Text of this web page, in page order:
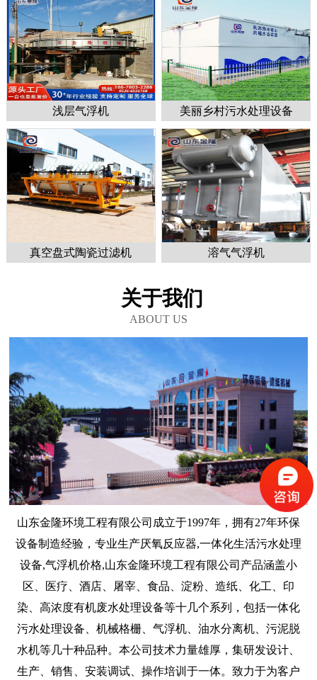
1 3
浅层气浮机 美丽乡村污水处理设备
真空盘式陶瓷过滤机 溶气气浮机
关于我们
ABOUT US
山东金隆环境工程有限公司成立于1997年，拥有27年环保
设备制造经验，专业生产厌氧反应器,一体化生活污水处理
设备,气浮机价格,山东金隆环境工程有限公司产品涵盖小
区、医疗、酒店、屠宰、食品、淀粉、造纸、化工、印
染、高浓度有机废水处理设备等十几个系列，包括一体化
污水处理设备、机械格栅、气浮机、油水分离机、污泥脱
水机等几十种品种。本公司技术力量雄厚，集研发设计、
生产、销售、安装调试、操作培训于一体。致力于为客户